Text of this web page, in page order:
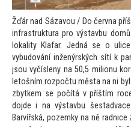
Žďár nad Sázavou / Do června
infrastruktura pro výstavbu
lokality Klafar. Jedná se o
vybudování inženýrských sítí k
jsou vyčísleny na 50,5 milionu
letošním rozpočtu města na ni
zbytkem se počítá v příštím
dojde i na výstavbu
Barvířská, pozemky na ně